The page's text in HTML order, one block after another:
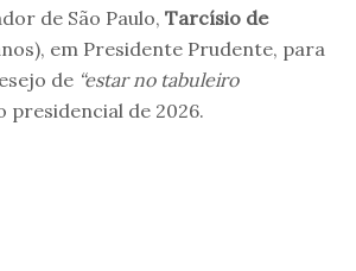
de São Paulo, Tarcísio de
em Presidente Prudente, para
de “estar no tabuleiro
presidencial de 2026.